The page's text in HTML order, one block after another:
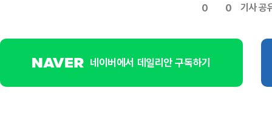
0 0 기사 공
네이버에서 데일리안 구독하기